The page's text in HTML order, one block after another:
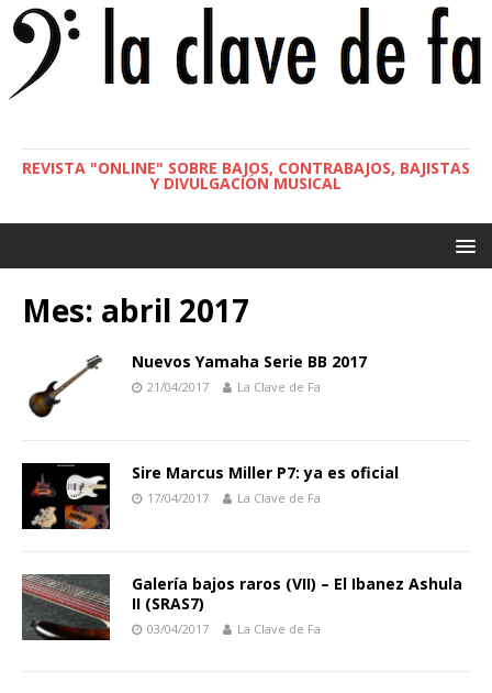
REVISTA "ONLINE" SOBRE BAJOS, CONTRABAJOS, BAJISTAS
Y DIVULGACIÓN MUSICAL
Mes: abril 2017
Nuevos Yamaha Serie BB 2017
21/04/2017 La Clave de Fa
Sire Marcus Miller P7: ya es oficial
17/04/2017 La Clave de Fa
Galería bajos raros (VII) – El Ibanez Ashula
II (SRAS7)
03/04/2017 La Clave de Fa